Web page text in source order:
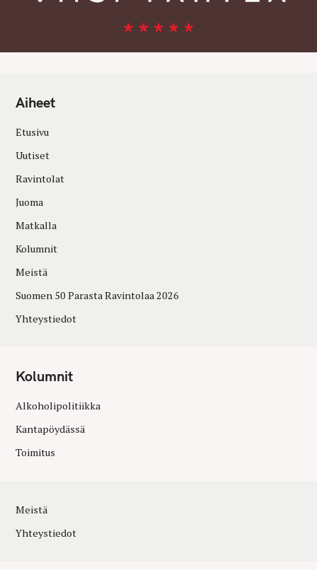
Aiheet
Etusivu
Uutiset
Ravintolat
Juoma
Matkalla
Kolumnit
Meistä
Suomen 50 Parasta Ravintolaa 2026
Yhteystiedot
Kolumnit
Alkoholipolitiikka
Kantapöydässä
Toimitus
Meistä
Yhteystiedot